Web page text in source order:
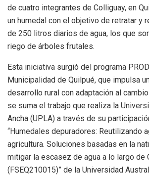
de cuatro integrantes de Colliguay, en
un humedal con el objetivo de retratar y
de 250 litros diarios de agua, los que
riego de árboles frutales.
Esta iniciativa surgió del programa
Municipalidad de Quilpué, que impulsa
desarrollo rural con adaptación al
se suma el trabajo que realiza la
Ancha (UPLA) a través de su
“Humedales depuradores: Reutilizando
agricultura. Soluciones basadas en la
mitigar la escasez de agua a lo largo de
(FSEQ210015)” de la Universidad